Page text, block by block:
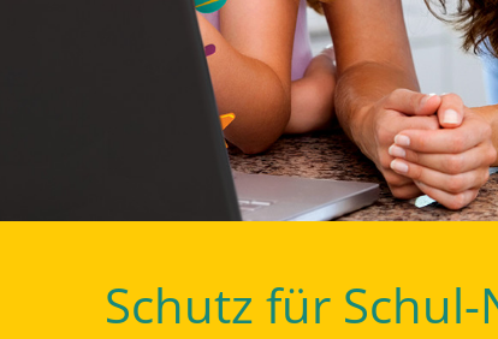
Schutz für